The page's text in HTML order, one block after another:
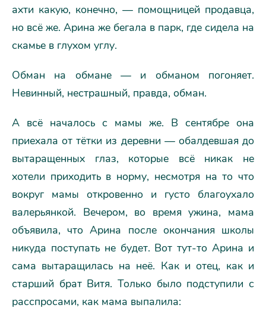
ахти какую, конечно, — помощницей продавца,
но всё же. Арина же бегала в парк, где сидела на
скамье в глухом углу.
Обман на обмане — и обманом погоняет.
Невинный, нестрашный, правда, обман.
А всё началось с мамы же. В сентябре она
приехала от тётки из деревни — обалдевшая до
вытаращенных глаз, которые всё никак не
хотели приходить в норму, несмотря на то что
вокруг мамы откровенно и густо благоухало
валерьянкой. Вечером, во время ужина, мама
объявила, что Арина после окончания школы
никуда поступать не будет. Вот тут-то Арина и
сама вытаращилась на неё. Как и отец, как и
старший брат Витя. Только было подступили с
расспросами, как мама выпалила: